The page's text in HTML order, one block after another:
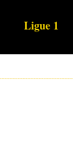
Ligue 1